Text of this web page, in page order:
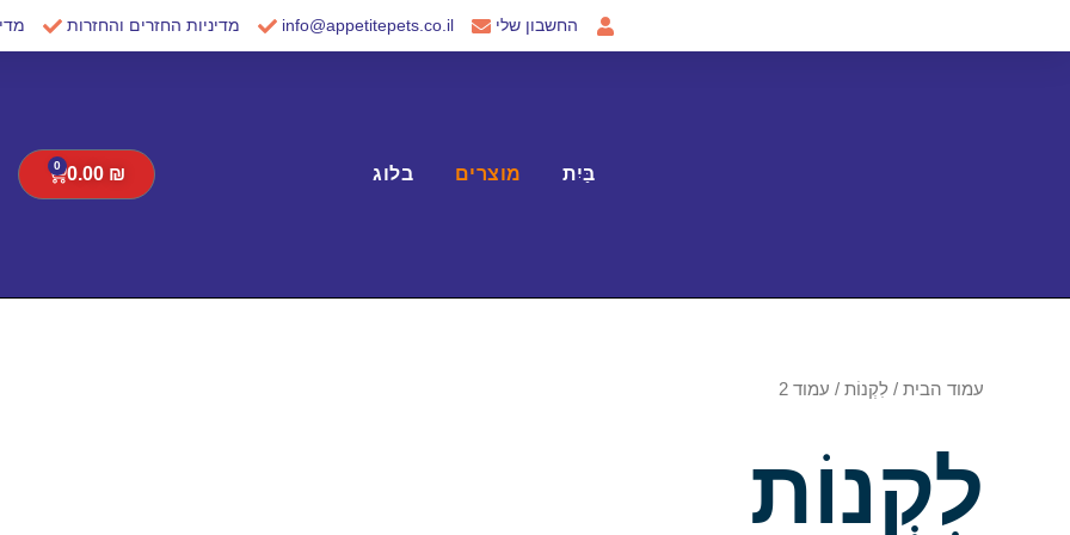
החשבון שלי info@appetitepets.co.il מדיניות החזרים והחזרות
בַּיִת מוצרים בלוג 0.00 ₪
0
Cart
עמוד הבית / לִקְנוֹת / עמוד 2
לִקְנוֹת